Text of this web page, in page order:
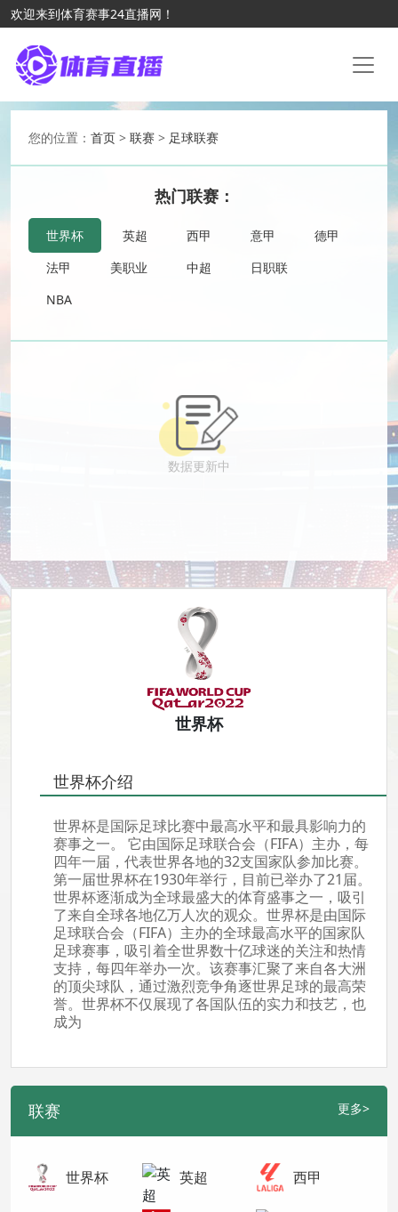
欢迎来到体育赛事24直播网！
您的位置： 首页 > 联赛 > 足球联赛
热门联赛：
世界杯 英超 西甲 意甲
德甲
法甲
美职业 中超
日职联
NBA
数据更新中
世界杯
世界杯介绍
世界杯是国际足球比赛中最高水平和最具影响力的
赛事之一。 它由国际足球联合会（FIFA）主办，每
四年一届，代表世界各地的32支国家队参加比赛。
第一届世界杯在1930年举行，目前已举办了21届。
世界杯逐渐成为全球最盛大的体育盛事之一，吸引
了来自全球各地亿万人次的观众。世界杯是由国际
足球联合会（FIFA）主办的全球最高水平的国家队
足球赛事，吸引着全世界数十亿球迷的关注和热情
支持，每四年举办一次。该赛事汇聚了来自各大洲
的顶尖球队，通过激烈竞争角逐世界足球的最高荣
誉。世界杯不仅展现了各国队伍的实力和技艺，也
成为
联赛 更多>
世界杯 英超 西甲